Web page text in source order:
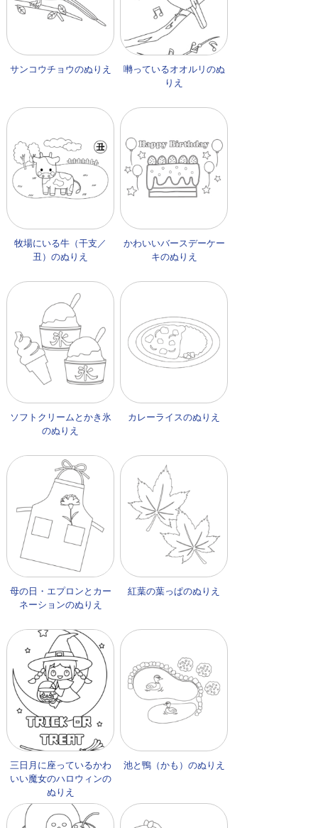
サンコウチョウのぬりえ
囀っているオオルリのぬ
りえ
牧場にいる牛（干支／
丑）のぬりえ
かわいいバースデーケー
キのぬりえ
ソフトクリームとかき氷
のぬりえ
カレーライスのぬりえ
母の日・エプロンとカー
ネーションのぬりえ
紅葉の葉っぱのぬりえ
三日月に座っているかわ
いい魔女のハロウィンの
ぬりえ
池と鴨（かも）のぬりえ